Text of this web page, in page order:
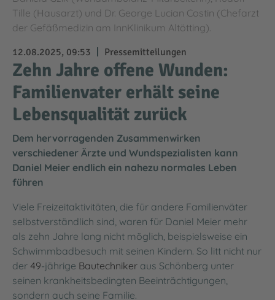
12.08.2025, 09:53 Pressemitteilungen
Zehn Jahre offene Wunden:
Familienvater erhält seine
Lebensqualität zurück
Dem hervorragenden Zusammenwirken
verschiedener Ärzte und Wundspezialisten kann
Daniel Meier endlich ein nahezu normales Leben
führen
Viele Freizeitaktivitäten, die für andere Familienväter
selbstverständlich sind, waren für Daniel Meier mehr
als zehn Jahre lang nicht möglich, beispielsweise ein
Schwimmbadbesuch mit seinen Kindern. So litt nicht nur
der 49-jährige Bautechniker aus Schönberg unter
seinen krankheitsbedingten Beeinträchtigungen,
sondern auch seine Familie.
Tille (Hausarzt) und Dr. George Lucian Costin (Chefarzt
der Gefäßmedizin am InnKlinikum Altötting).